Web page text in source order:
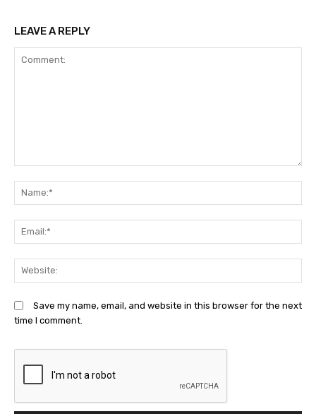
LEAVE A REPLY
Save my name, email, and website in this browser for the next
time I comment.